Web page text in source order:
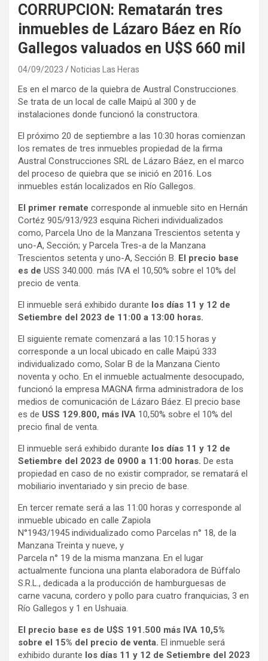
CORRUPCION: Rematarán tres
inmuebles de Lázaro Báez en Río
Gallegos valuados en U$S 660 mil
04/09/2023 Noticias Las Heras
Es en el marco de la quiebra de Austral Construcciones.
Se trata de un local de calle Maipú al 300 y de
instalaciones donde funcionó la constructora.
El próximo 20 de septiembre a las 10:30 horas comienzan
los remates de tres inmuebles propiedad de la firma
Austral Construcciones SRL de Lázaro Báez, en el marco
del proceso de quiebra que se inició en 2016. Los
inmuebles están localizados en Río Gallegos.
El primer remate corresponde al inmueble sito en Hernán
Cortéz 905/913/923 esquina Richeri individualizados
como, Parcela Uno de la Manzana Trescientos setenta y
uno-A, Sección; y Parcela Tres-a de la Manzana
Trescientos setenta y uno-A, Sección B. El precio base
es de USS 340.000. más IVA el 10,50% sobre el 10% del
precio de venta.
El inmueble será exhibido durante los días 11 y 12 de
Setiembre del 2023 de 11:00 a 13:00 horas.
El siguiente remate comenzará a las 10:15 horas y
corresponde a un local ubicado en calle Maipú 333
individualizado como, Solar B de la Manzana Ciento
noventa y ocho. En el inmueble actualmente desocupado,
funcionó la empresa MAGNA firma administradora de los
medios de comunicación de Lázaro Báez. El precio base
es de USS 129.800, más IVA 10,50% sobre el 10% del
precio final de venta.
El inmueble será exhibido durante los días 11 y 12 de
Setiembre del 2023 de 0900 a 11:00 horas. De esta
propiedad en caso de no existir comprador, se rematará el
mobiliario inventariado y sin precio de base.
En tercer remate será a las 11:00 horas y corresponde al
inmueble ubicado en calle Zapiola
N°1943/1945 individualizado como Parcelas n° 18, de la
Manzana Treinta y nueve, y
Parcela n° 19 de la misma manzana. En el lugar
actualmente funciona una planta elaboradora de Búffalo
S.R.L., dedicada a la producción de hamburguesas de
carne vacuna, cordero y pollo para cuatro franquicias, 3 en
Río Gallegos y 1 en Ushuaia.
El precio base es de U$S 191.500 más IVA 10,5%
sobre el 15% del precio de venta. El inmueble será
exhibido durante los días 11 y 12 de Setiembre del 2023